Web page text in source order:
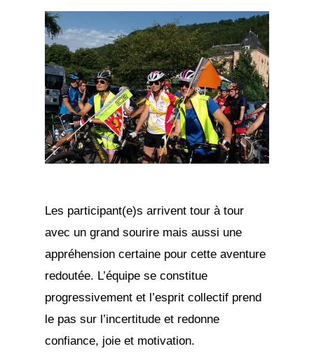
Les participant(e)s arrivent tour à tour
avec un grand sourire mais aussi une
appréhension certaine pour cette aventure
redoutée. L’équipe se constitue
progressivement et l’esprit collectif prend
le pas sur l’incertitude et redonne
confiance, joie et motivation.